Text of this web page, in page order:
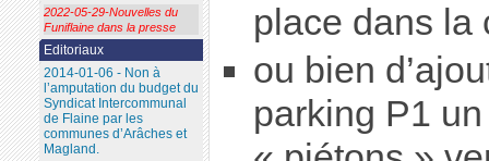
place dans la
ou bien
parking P1
2022-05-29-Nouvelles du
Funiflaine dans la presse
Editoriaux
2014-01-06 - Non à
l’amputation du budget du
Syndicat Intercommunal
de Flaine par les
communes d’Arâches et
Magland.